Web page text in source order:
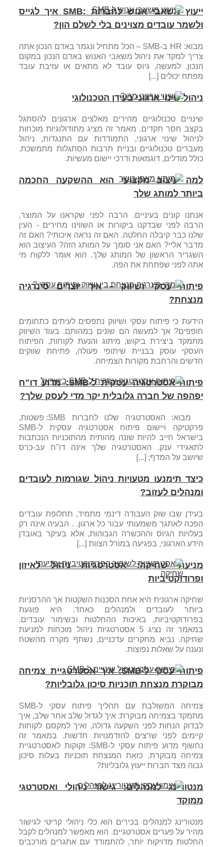
ייעוץ משאבי אנוש לחברות :SMB איך לגייס
ולשמר עובדים מצוינים בלי לשלם הון?
מבוא: HR ב-SMB – הכל מתחיל ונגמר באדם הנכון אתה
צריך למקד את ניהול משאבי האנוש באדם הנכון במקום
הנכון. למעשה, גיוס עובד לא מתאים או עזיבת עובד
מפתח יכולים [...]
ניהול שינוי ארגוני בעידן הטכנולוגי
שינויים טכנולוגיים מהירים מאלצים ארגונים להסתגל
בקצב חסר תקדים. מאמר זה מציג מתודולוגיות מוכחות
לניהול שינוי ארגוני, התמודדות עם התנגדות, ניהול
מעברים טכנולוגיים ובניית תרבות הסתגלות מתמשכת.
כולל מודלים, דוגמאות ודרכי יישום מעשיות.
למה עיצוב מקצועי הוא ההשקעה החכמה
ביותר למותג שלך
אנחנו קונים בעיניים. הרבה לפני שקראנו על המוצר,
הרבה לפני שבדקנו ביקורות או השווינו מחירים - העין
שלנו כבר קיבלה החלטה. האם זה נראה איכותי? האם זה
מדבר אליי? האם אני סומך על המותג הזה? העיצוב הוא
השגריר הראשון של המותג שלך. הוא אומר ללקוח מי
אתה לפני שפתחת את הפה.
פיתוח עסקי ושיווק – איך יוצרים סינרגיה
מנצחת?
הידעת כי פיתוח עסקי ושיווק נתפסים לעיתים כתחומים
חופפים? אך למעשה הם שונים במהותם. בעוד השיווק
מתמקד ביצירת ביקוש, מיתוג והנעת לקוחות, הפיתוח
העסקי עוסק בבניית שיתופי פעולה, פתיחת שווקים
חדשים והרחבת מקורות הצמיחה.
פיתוח אסטרטגיה עסקית ל-SMB: מדוע דו"ח
יפהפה של חברה גלובלית יקר מדי לעסק שלך?
מבוא: האסטרטגיה שלנו לחברות SMB: פשטות,
פרקטיקה ויישום פיתוח אסטרטגיה עסקית ל-SMB
בישראל חייב להיות שונה מהותית מהתוכניות הנכתבות
לתאגידי ענק. האסטרטגיה שלך אינה דו"ח עב-כרס
שיושב על המדף; [...]
כיצד תימנעו מטעויות ניהול שגורמות לעובדים
ומנהלים לעזוב?
בעידן שבו שוק העבודה דינמי מתמיד, תחלופת עובדים
הפכה לאתגר משמעותי עבור כל ארגון. . הבעיה אינה רק
בעלויות הגיוס וההכשרה הגבוהות, אלא בעיקר באובדן
הידע הארגוני, בפגיעה במורל הצוות [...]
מניעת שחיקה: אסטרטגיות ניהול לאיזון
ופרודוקטיביות
שחיקה ארגונית היא אחת הסכנות השקטות אך ההרסניות
ביותר לעובדים ולמנהלים כאחד. היא פוגעת
בפרודוקטיביות, באיכות ההחלטות ובשימור עובדים.
במאמר זה נציג 5 אסטרטגיות ניהול מוכחות למניעת
שחיקה. נביא מחקרים עדכניים, נשתף מקרה מהשטח
ונענה על שאלות נפוצות.
פיתוח עסקי ל-SMB: איך אסטרטגיית צמיחה
מבוקרת מנצחת תוכניות סיכון גלובליות?
צמיחה המשולבת עם תהליך פיתוח עסקי ל-SMB
מתמקד בצמיחה מבוקרת: איך לגדול שלב אחר שלב, איך
לבדוק הנחות לפני השקעה גדולה, ואיך למקסם לקוחות
קיימים לפני שרצים להזדמנויות חדשות. במאמר זה
נחשוף מדוע פיתוח עסקי ל-SMB: זקוקות לאסטרטגיית
צמיחה מבוקרת. כזאת המנצחת תוכניות בעלות סיכון
גבוה מצד חברות ייעוץ גלובליות?
מנטורינג למנהלים: גישור ניהולי ואסטרטגי
ממוקד
מנטורינג למנהלים בכירים הוא כלי ניהולי קריטי לגישור
מהיר על פערים אסטרטגיים. הוא מאפשר למנהלים לקבל
החלטות מדויקות יותר, להתמודד עם אתגרים מורכבים